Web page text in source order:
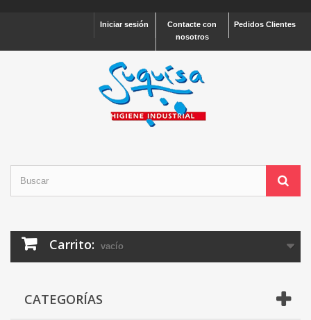
Pedidos Clientes
Contacte con
nosotros
Iniciar sesión
Carrito: vacío
CATEGORÍAS